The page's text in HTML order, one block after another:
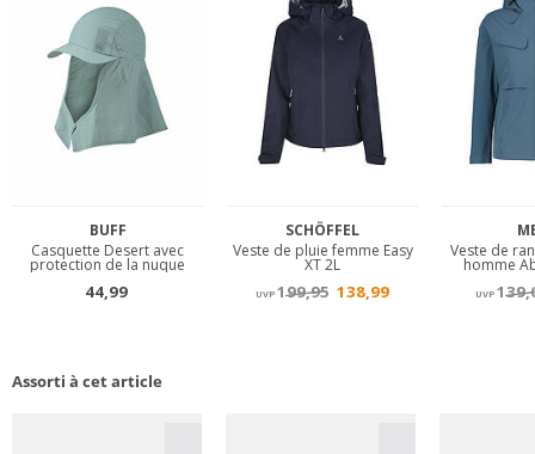
Assorti à cet article